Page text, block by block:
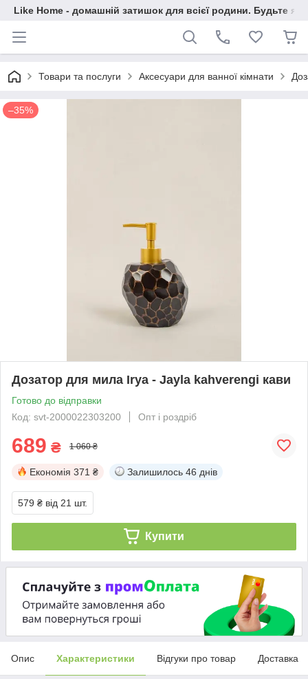
Like Home - домашній затишок для всієї родини. Будьте як
Товари та послуги Аксесуари для ванної кімнати
–35%
Дозатор для мила Irya - Jayla kahverengi кави
Готово до відправки
Код: svt-2000022303200
Опт і роздріб
689 ₴ 1 060 ₴
Економія 371 ₴ Залишилось 46 днів
579 ₴ від 21 шт.
Купити
Опис Характеристики Відгуки про товар Доставка